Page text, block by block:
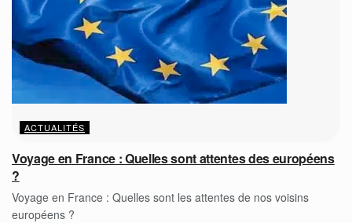
ACTUALITÉS
Voyage en France : Quelles sont attentes des européens
?
Voyage en France : Quelles sont les attentes de nos voisins
européens ?